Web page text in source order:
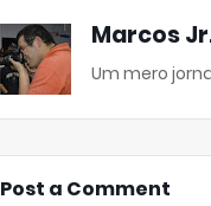
Marcos
Um mero
Post a Comment